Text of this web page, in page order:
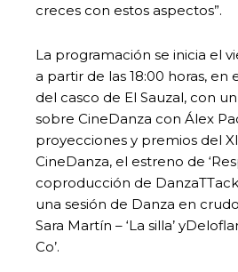
creces con estos aspectos”.
La programación se inicia el
a partir de las 18:00 horas, en
del casco de El Sauzal, con
sobre CineDanza con Álex
proyecciones y premios del
CineDanza, el estreno de
coproducción de
una sesión de Danza en
Sara Martín – ‘La silla’
Co’.